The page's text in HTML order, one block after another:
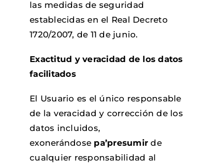
las medidas de seguridad
establecidas en el Real Decreto
1720/2007, de 11 de junio.
Exactitud y veracidad de los datos
facilitados
El Usuario es el único responsable
de la veracidad y corrección de los
datos incluidos,
exonerándose pa’presumir de
cualquier responsabilidad al